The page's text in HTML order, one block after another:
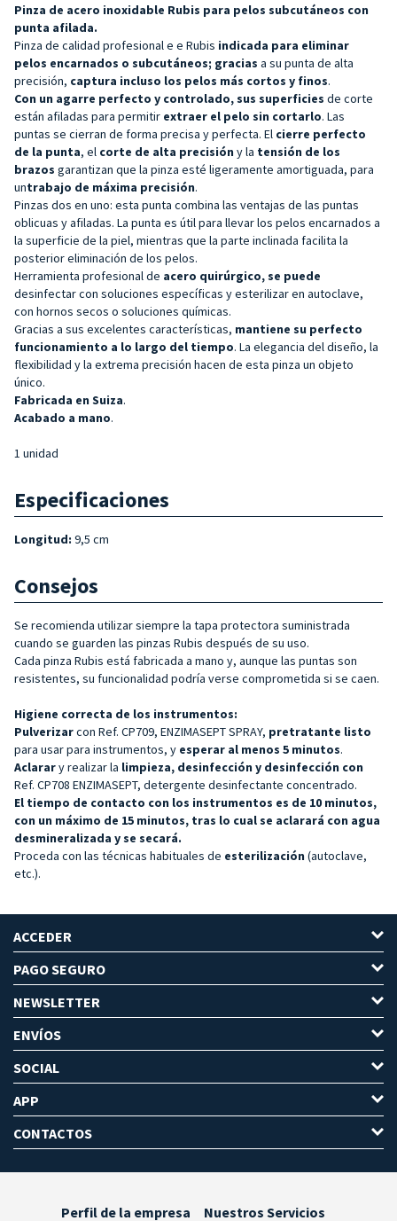
Pinza de acero inoxidable Rubis para pelos subcutáneos con
punta afilada.
Pinza de calidad profesional e e Rubis indicada para eliminar
pelos encarnados o subcutáneos; gracias a su punta de alta
precisión, captura incluso los pelos más cortos y finos.
Con un agarre perfecto y controlado, sus superficies de corte
están afiladas para permitir extraer el pelo sin cortarlo. Las
puntas se cierran de forma precisa y perfecta. El cierre perfecto
de la punta, el corte de alta precisión y la tensión de los
brazos garantizan que la pinza esté ligeramente amortiguada, para
untrabajo de máxima precisión.
Pinzas dos en uno: esta punta combina las ventajas de las puntas
oblicuas y afiladas. La punta es útil para llevar los pelos encarnados a
la superficie de la piel, mientras que la parte inclinada facilita la
posterior eliminación de los pelos.
Herramienta profesional de acero quirúrgico, se puede
desinfectar con soluciones específicas y esterilizar en autoclave,
con hornos secos o soluciones químicas.
Gracias a sus excelentes características, mantiene su perfecto
funcionamiento a lo largo del tiempo. La elegancia del diseño, la
flexibilidad y la extrema precisión hacen de esta pinza un objeto
único.
Fabricada en Suiza.
Acabado a mano.
1 unidad
Especificaciones
Longitud: 9,5 cm
Consejos
Se recomienda utilizar siempre la tapa protectora suministrada
cuando se guarden las pinzas Rubis después de su uso.
Cada pinza Rubis está fabricada a mano y, aunque las puntas son
resistentes, su funcionalidad podría verse comprometida si se caen.
Higiene correcta de los instrumentos:
Pulverizarcon Ref. CP709, ENZIMASEPT SPRAY, pretratante listo
para usar para instrumentos, y esperar al menos 5 minutos.
Aclarary realizar la limpieza, desinfección y desinfección con
Ref. CP708 ENZIMASEPT, detergente desinfectante concentrado.
El tiempo de contacto con los instrumentos es de 10 minutos,
con un máximo de 15 minutos, tras lo cual se aclarará con agua
desmineralizada y se secará.
Proceda con las técnicas habituales de esterilización (autoclave,
etc.).
ACCEDER
PAGO SEGURO
NEWSLETTER
ENVÍOS
SOCIAL
APP
CONTACTOS
Perfil de la empresa Nuestros Servicios